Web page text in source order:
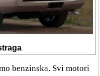
benzinska. Svi motori